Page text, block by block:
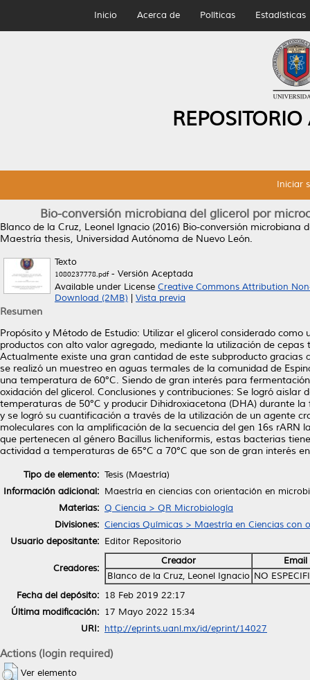
Inicio Acerca de Políticas Estadísticas
Iniciar
Bio-conversión microbiana del glicerol por
Blanco de la Cruz, Leonel Ignacio (2016) Bio-conversión microbiana
Maestría thesis, Universidad Autónoma de Nuevo León.
Texto
1080237778.pdf- Versión Aceptada
Available under License Creative Commons Attribution
Download (2MB)
Vista previa
Resumen
Propósito y Método de Estudio: Utilizar el glicerol considerado
productos con alto valor agregado, mediante la utilización de
Actualmente existe una gran cantidad de este subproducto
se realizó un muestreo en aguas termales de la comunidad de
una temperatura de 60°C. Siendo de gran interés para
oxidación del glicerol. Conclusiones y contribuciones: Se logró
temperaturas de 50°C y producir Dihidroxiacetona (DHA) durante
y se logró su cuantificación a través de la utilización de un agente
moleculares con la amplificación de la secuencia del gen 16s
que pertenecen al género Bacillus licheniformis, estas bacterias
actividad a temperaturas de 65°C a 70°C que son de gran interés
Tipo de elemento: Tesis (Maestría)
Información adicional: Maestría en ciencias con orientación en
Materias: Q Ciencia > QR Microbiología
Divisiones: Ciencias Químicas > Maestría en Ciencias
Usuario depositante: Editor Repositorio
Creadores:
Creador
Email
Blanco de la Cruz, Leonel Ignacio NO
Fecha del depósito: 18 Feb 2019 22:17
Última modificación: 17 Mayo 2022 15:34
URI: http://eprints.uanl.mx/id/eprint/14027
Actions (login required)
Ver elemento